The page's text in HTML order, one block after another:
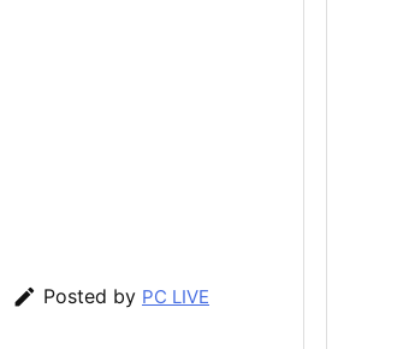
 Posted by PC LIVE